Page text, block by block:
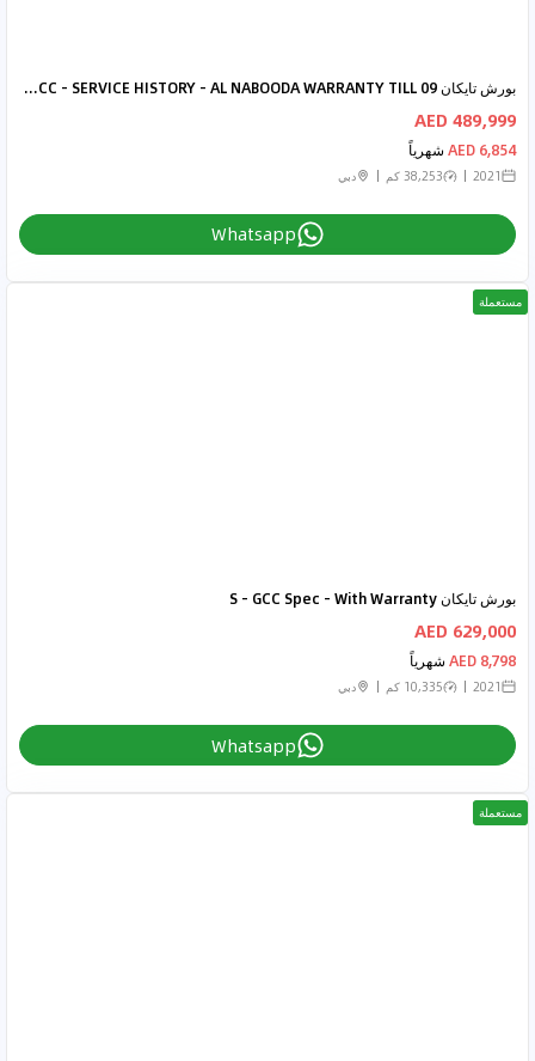
بورش تايكان Turbo S (755 HP) 2021 - PORSCHE TAYCAN TURBO S - GCC - SERVICE HISTORY - AL NABOODA WARRANTY TILL 09
489,999 AED
6,854 AED شهرياً
2021 38,253 كم دبي
Whatsapp
مستعملة
بورش تايكان S - GCC Spec - With Warranty
629,000 AED
8,798 AED شهرياً
2021 10,335 كم دبي
Whatsapp
مستعملة